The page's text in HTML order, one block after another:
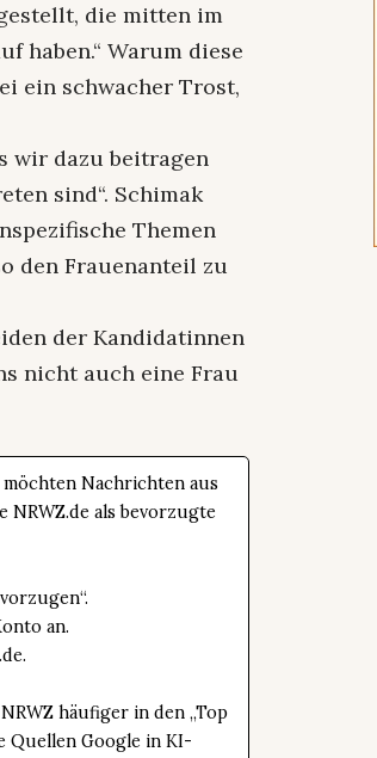
die mitten im
haben.“ Warum diese
ein schwacher Trost,
wir dazu beitragen
sind“. Schimak
Themen
den Frauenanteil zu
der Kandidatinnen
nicht auch eine Frau
möchten Nachrichten aus
NRWZ.de als bevorzugte
an.
häufiger in den „Top
Quellen Google in KI-